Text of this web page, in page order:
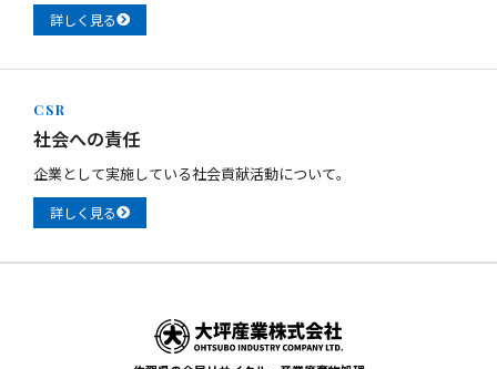
詳しく見る
CSR
社会への責任
企業として実施している社会貢献活動について。
詳しく見る